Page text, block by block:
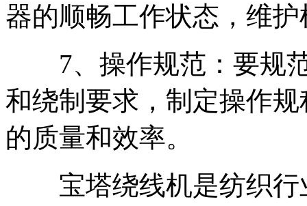
器的顺畅工作状态，维
7、操作规范：要规范
和绕制要求，制定操作
的质量和效率。
宝塔绕线机是纺织行